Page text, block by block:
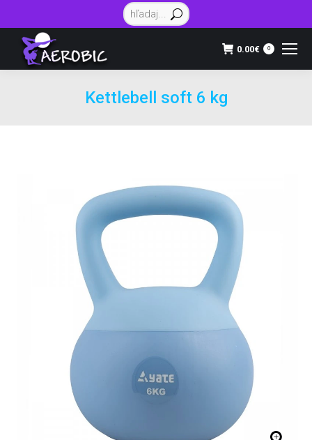
Vyhľadávanie:
0.00€ 0
Kettlebell soft 6 kg